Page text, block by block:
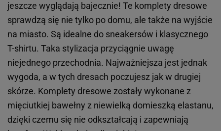
jeszcze wyglądają bajecznie! Te komplety dresowe
sprawdzą się nie tylko po domu, ale także na wyjście
na miasto. Są idealne do sneakersów i klasycznego
T-shirtu. Taka stylizacja przyciągnie uwagę
niejednego przechodnia. Najważniejsza jest jednak
wygoda, a w tych dresach poczujesz jak w drugiej
skórze. Komplety dresowe zostały wykonane z
mięciutkiej bawełny z niewielką domieszką elastanu,
dzięki czemu się nie odkształcają i zapewniają